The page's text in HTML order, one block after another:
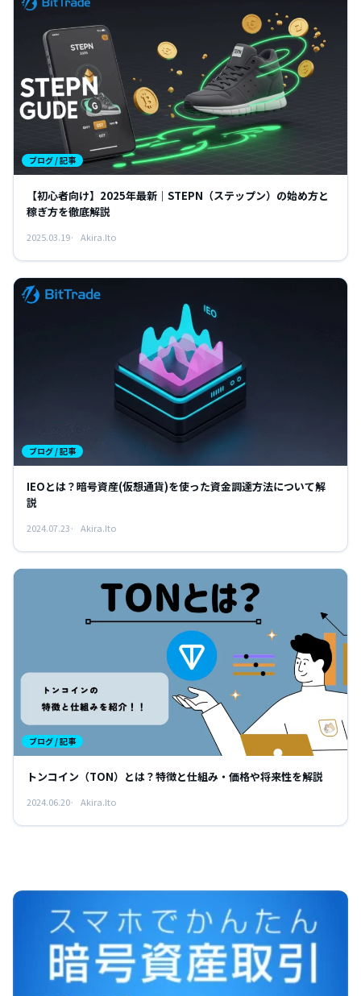
ブログ / 記事
【初心者向け】2025年最新｜STEPN（ステップン）の始め方と
稼ぎ方を徹底解説
2025.03.19 Akira.Ito
ブログ / 記事
IEOとは？暗号資産(仮想通貨)を使った資金調達方法について解
説
2024.07.23 Akira.Ito
ブログ / 記事
トンコイン（TON）とは？特徴と仕組み・価格や将来性を解説
2024.06.20 Akira.Ito